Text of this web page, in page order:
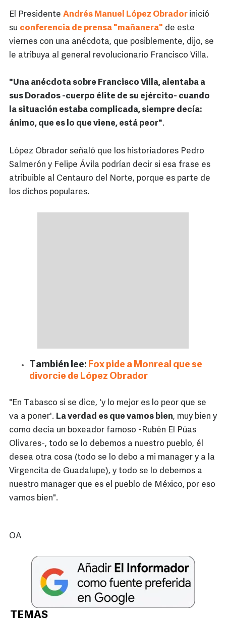
El Presidente Andrés Manuel López Obrador inició
su conferencia de prensa "mañanera" de este
viernes con una anécdota, que posiblemente, dijo, se
le atribuya al general revolucionario Francisco Villa.
"Una anécdota sobre Francisco Villa, alentaba a
sus Dorados -cuerpo élite de su ejército- cuando
la situación estaba complicada, siempre decía:
ánimo, que es lo que viene, está peor".
López Obrador señaló que los historiadores Pedro
Salmerón y Felipe Ávila podrían decir si esa frase es
atribuible al Centauro del Norte, porque es parte de
los dichos populares.
También lee: Fox pide a Monreal que se
divorcie de López Obrador
"En Tabasco si se dice, 'y lo mejor es lo peor que se
va a poner'. La verdad es que vamos bien, muy bien y
como decía un boxeador famoso -Rubén El Púas
Olivares-, todo se lo debemos a nuestro pueblo, él
desea otra cosa (todo se lo debo a mi manager y a la
Virgencita de Guadalupe), y todo se lo debemos a
nuestro manager que es el pueblo de México, por eso
vamos bien".
OA
TEMAS